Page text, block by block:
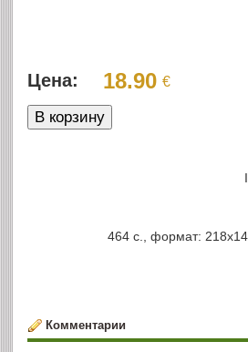
Цена: 18.90 €
464 с., формат:
Комментарии